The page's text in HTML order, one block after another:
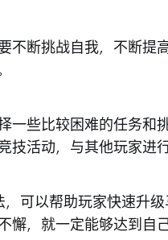
不断挑战自我，不断提
一些比较困难的任务和
技活动，与其他玩家进
可以帮助玩家快速升
懈，就一定能够达到自